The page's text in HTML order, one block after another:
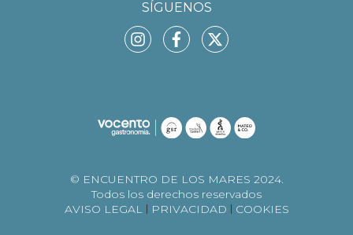
SÍGUENOS
© ENCUENTRO DE LOS MARES 2024.
Todos los derechos reservados
AVISO LEGAL
PRIVACIDAD COOKIES